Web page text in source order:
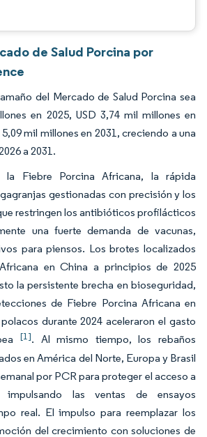
de Salud Porcina por
del Mercado de Salud Porcina sea
en 2025, USD 3,74 mil millones en
mil millones en 2031, creciendo a una
a 2031.
la Fiebre Porcina Africana, la rápida
gestionadas con precisión y los
restringen los antibióticos profilácticos
una fuerte demanda de vacunas,
para piensos. Los brotes localizados
en China a principios de 2025
la persistente brecha en bioseguridad,
de Fiebre Porcina Africana en
durante 2024 aceleraron el gasto
[1]. Al mismo tiempo, los rebaños
en América del Norte, Europa y Brasil
por PCR para proteger el acceso a
impulsando las ventas de ensayos
real. El impulso para reemplazar los
del crecimiento con soluciones de